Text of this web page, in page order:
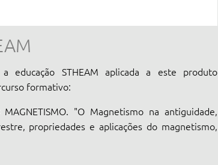
educação STHEAM aplicada a este produto
formativo:
MAGNETISMO. "O Magnetismo na antiguidade,
propriedades e aplicações do magnetismo,